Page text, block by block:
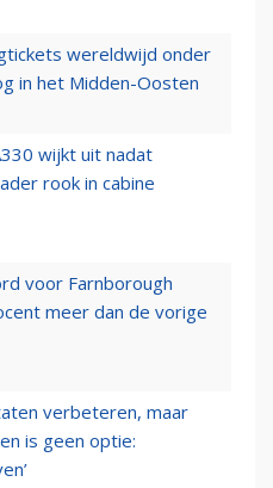
wereldwijd onder
in het Midden-Oosten
wijkt uit nadat
rook in cabine
voor Farnborough
meer dan de vorige
verbeteren, maar
is geen optie: